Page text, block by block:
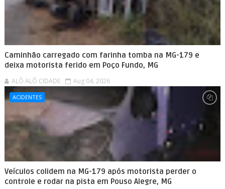
Caminhão carregado com farinha tomba na MG-179 e
deixa motorista ferido em Poço Fundo, MG
ALÔ ALÔ CIDADE Aug 04, 2026
ACIDENTES
Veículos colidem na MG-179 após motorista perder o
controle e rodar na pista em Pouso Alegre, MG